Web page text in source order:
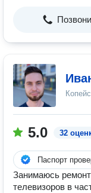
5.0 32
Паспорт
Занимаюсь
телевизоров в